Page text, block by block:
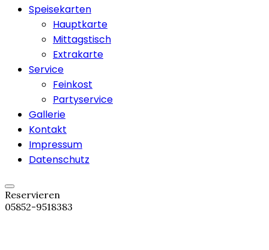
Speisekarten
Hauptkarte
Mittagstisch
Extrakarte
Service
Feinkost
Partyservice
Gallerie
Kontakt
Impressum
Datenschutz
Reservieren
05852-9518383